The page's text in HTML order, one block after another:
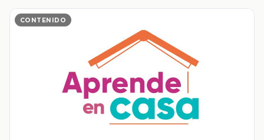
CONTENIDO